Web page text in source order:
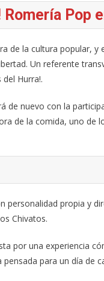
Romería Pop
de la cultura popular, y
Un referente
Hurra!.
nuevo con la
de la comida, uno de
personalidad propia y
Chivatos.
por una experiencia
para un día de